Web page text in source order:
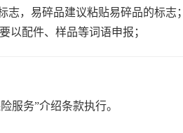
，易碎品建议粘贴易碎品的标志；
以配件、样品等词语申报；
服务”介绍条款执行。